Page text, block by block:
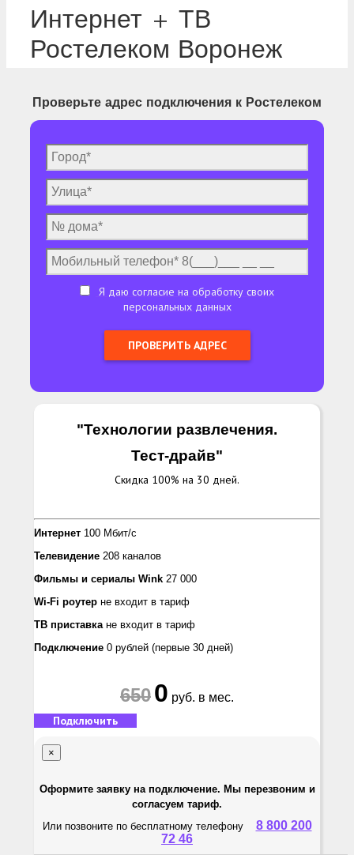
Интернет + ТВ
Ростелеком Воронеж
Проверьте адрес подключения к Ростелеком
Я даю согласие на обработку своих
персональных данных
"Технологии развлечения.
Тест-драйв"
Скидка 100% на 30 дней.
Интернет 100 Мбит/с
Телевидение 208 каналов
Фильмы и сериалы Wink 27 000
Wi-Fi роутер не входит в тариф
ТВ приставкане входит в тариф
Подключение 0 рублей (первые 30 дней)
6500 руб. в мес.
Подключить
×
Оформите заявку на подключение. Мы перезвоним и
согласуем тариф.
Или позвоните по бесплатному телефону 8 800 200
72 46